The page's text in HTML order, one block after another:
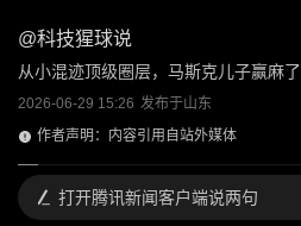
@科技猩球说
从小混迹顶级圈层，马斯克儿子赢麻了
2026-06-29 15:26 发布于山东
作者声明：内容引用自站外媒体
打开腾讯新闻客户端说两句